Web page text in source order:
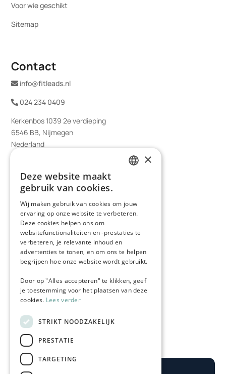
Voor wie geschikt
Sitemap
Contact
info@fitleads.nl
024 234 0409
Kerkenbos 1039 2e verdieping
6546 BB, Nijmegen
Nederland
×
Deze website maakt
gebruik van cookies.
Wij maken gebruik van cookies om jouw
ervaring op onze website te verbeteren.
Deze cookies helpen ons om
websitefunctionaliteiten en -prestaties te
verbeteren, je relevante inhoud en
advertenties te tonen, en om ons te helpen
begrijpen hoe onze website wordt gebruikt.
Door op "Alles accepteren" te klikken, geef
je toestemming voor het plaatsen van deze
cookies. Lees verder
STRIKT NOODZAKELIJK
PRESTATIE
TARGETING